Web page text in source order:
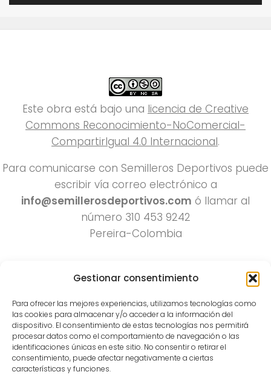
Gestionar consentimiento
Para ofrecer las mejores experiencias, utilizamos tecnologías como
las cookies para almacenar y/o acceder a la información del
dispositivo. El consentimiento de estas tecnologías nos permitirá
procesar datos como el comportamiento de navegación o las
identificaciones únicas en este sitio. No consentir o retirar el
consentimiento, puede afectar negativamente a ciertas
características y funciones.
Este obra está bajo una licencia de Creative
Commons Reconocimiento-NoComercial-
CompartirIgual 4.0 Internacional.
Para comunicarse con Semilleros Deportivos puede
escribir vía correo electrónico a
info@semillerosdeportivos.com ó llamar al
número 310 453 9242
Pereira-Colombia
Todos los derechos reservados 2022.
Funciona con - Diseñado con el